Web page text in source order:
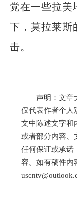
党在一些拉美
下，莫拉莱斯
击。
声明：文章大
仅代表作者个人
文中陈述文字和
或者部分内容、
任何保证或承诺
容。如有稿件内